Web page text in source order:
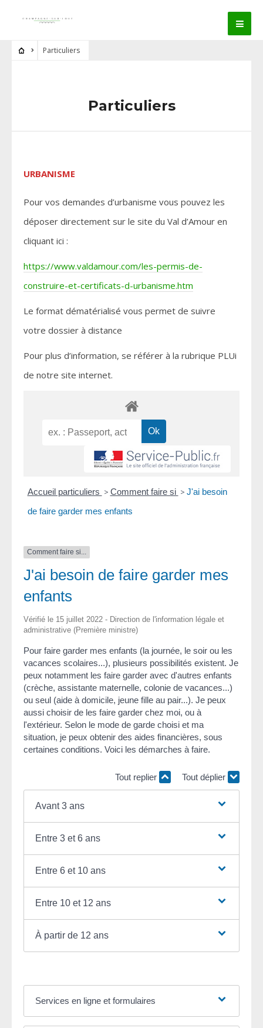
Particuliers
Particuliers
URBANISME
Pour vos demandes d’urbanisme vous pouvez les
déposer directement sur le site du Val d’Amour en
cliquant ici :
https://www.valdamour.com/les-permis-de-
construire-et-certificats-d-urbanisme.htm
Le format dématérialisé vous permet de suivre
votre dossier à distance
Pour plus d’information, se référer à la rubrique PLUi
de notre site internet.
Accueil particuliers > Comment faire si > J'ai besoin
de faire garder mes enfants
Comment faire si...
J'ai besoin de faire garder mes
enfants
Vérifié le 15 juillet 2022 - Direction de l'information légale et
administrative (Première ministre)
Pour faire garder mes enfants (la journée, le soir ou les
vacances scolaires...), plusieurs possibilités existent. Je
peux notamment les faire garder avec d'autres enfants
(crèche, assistante maternelle, colonie de vacances...)
ou seul (aide à domicile, jeune fille au pair...). Je peux
aussi choisir de les faire garder chez moi, ou à
l'extérieur. Selon le mode de garde choisi et ma
situation, je peux obtenir des aides financières, sous
certaines conditions. Voici les démarches à faire.
Tout replier Tout déplier
Avant 3 ans
Entre 3 et 6 ans
Entre 6 et 10 ans
Entre 10 et 12 ans
À partir de 12 ans
Services en ligne et formulaires